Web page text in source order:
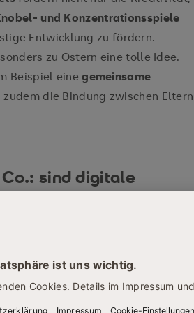
und Konzentrationsspiele
Entwicklung zu fördern.
zu Ostern eine tolle Idee.
Beispiel einegemeinsame
die Bindung zwischen Eltern
sind digitale
Wie sollte man damit umgehen,
Smartphone oder Guthabenkarten